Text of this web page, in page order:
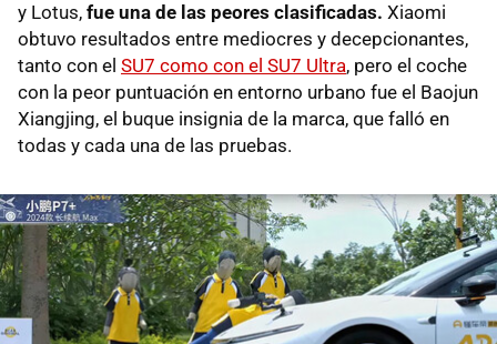
y Lotus, fue una de las peores clasificadas. Xiaomi
obtuvo resultados entre mediocres y decepcionantes,
tanto con el SU7 como con el SU7 Ultra, pero el coche
con la peor puntuación en entorno urbano fue el Baojun
Xiangjing, el buque insignia de la marca, que falló en
todas y cada una de las pruebas.